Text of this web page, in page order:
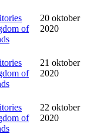
of
20 oktober
2020
of
21 oktober
2020
of
22 oktober
2020